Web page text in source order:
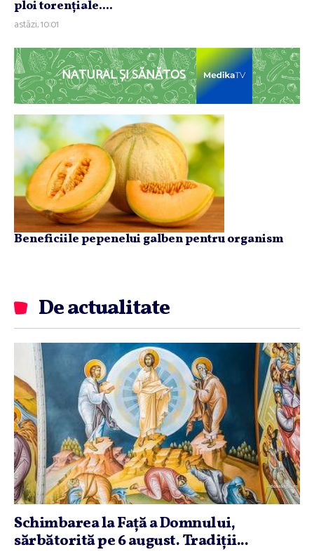
ploi torenţiale....
astăzi, 10:01
NATURAL ȘI SĂNĂTOS
Beneficiile pepenelui galben pentru organism
De actualitate
Schimbarea la Faţă a Domnului,
sărbătorită pe 6 august. Tradiţii...